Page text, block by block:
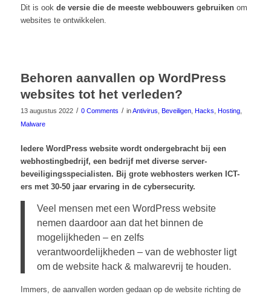
Dit is ook de versie die de meeste webbouwers gebruikenom
websites te ontwikkelen.
Behoren aanvallen op WordPress
websites tot het verleden?
13 augustus 2022 / 0 Comments / inAntivirus Beveiligen, Hacks Hosting,
Malware
Iedere WordPress website wordt ondergebracht bij een
webhostingbedrijf, een bedrijf met diverse server-
beveiligingsspecialisten. Bij grote webhosters werken ICT-
ers met 30-50 jaar ervaring in de cybersecurity.
Veel mensen met een WordPress website
nemen daardoor aan dat het binnen de
mogelijkheden – en zelfs
verantwoordelijkheden – van de webhoster ligt
om de website hack & malwarevrij te houden.
Immers, de aanvallen worden gedaan op de website richting de